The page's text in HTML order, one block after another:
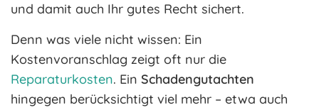
und damit auch Ihr gutes Recht sichert.
Denn was viele nicht wissen: Ein
Kostenvoranschlag zeigt oft nur die
Reparaturkosten. Ein Schadengutachten
hingegen berücksichtigt viel mehr – etwa auch